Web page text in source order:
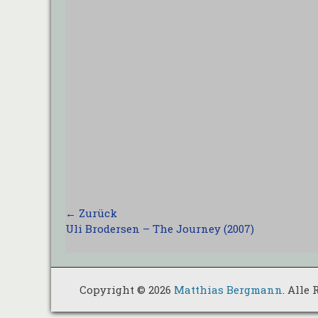
Beitragsnavigation
← Zurück
Vorhergehender
Uli Brodersen – The Journey (2007)
Copyright © 2026 Matthias Bergmann . Alle